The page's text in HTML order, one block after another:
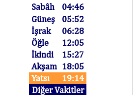
Sabâh
04:46
Güneş
05:52
İşrak
06:28
Öğle
12:05
İkindi
15:27
Akşam 18:05
Yatsı
19:14
Diğer Vakitler